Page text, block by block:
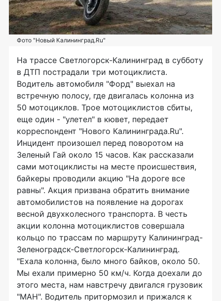
Фото "Новый Калининград.Ru"
На трассе Светлогорск-Калининград в субботу
в ДТП пострадали три мотоциклиста.
Водитель автомобиля "Форд" выехал на
встречную полосу, где двигалась колонна из
50 мотоциклов. Трое мотоциклистов сбиты,
еще один - "улетел" в кювет, передает
корреспондент "Нового Калининграда.Ru".
Инцидент произошел перед поворотом на
Зеленый Гай около 15 часов. Как рассказали
сами мотоциклисты на месте происшествия,
байкеры проводили акцию "На дороге все
равны". Акция призвана обратить внимание
автомобилистов на появление на дорогах
весной двухколесного транспорта. В честь
акции колонна мотоциклистов совершала
кольцо по трассам по маршруту Калининград-
Зеленоградск-Светлогорск-Калининград.
"Ехала колонна, было много байков, около 50.
Мы ехали примерно 50 км/ч. Когда доехали до
этого места, нам навстречу двигался грузовик
"МАН". Водитель притормозил и прижался к